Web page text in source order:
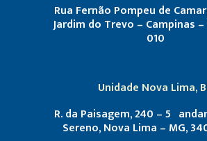
Rua Fernão Pompeu de
Jardim do Trevo – Campinas –
010
Unidade Nova Lima,
R. da Paisagem, 240 – 5º
Sereno, Nova Lima – MG,